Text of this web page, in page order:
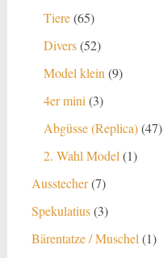
Tiere 6565
Produkte
Divers 5252
Model klein 99
4er mini 33
Abgüsse (Replica) 4747
2. Wahl Model 11
Ausstecher 77
Spekulatius 33
Produkte
Bärentatze / Muschel 11